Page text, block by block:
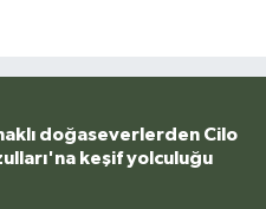
doğaseverlerden Cilo
keşif yolculuğu